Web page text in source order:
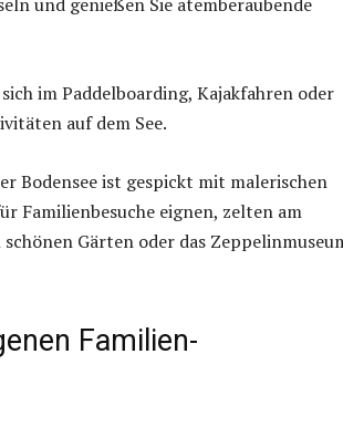
im Paddelboarding, Kajakfahren oder
auf dem See.
Bodensee ist gespickt mit malerischen
Familienbesuche eignen, zelten am
Gärten oder das
Familien-